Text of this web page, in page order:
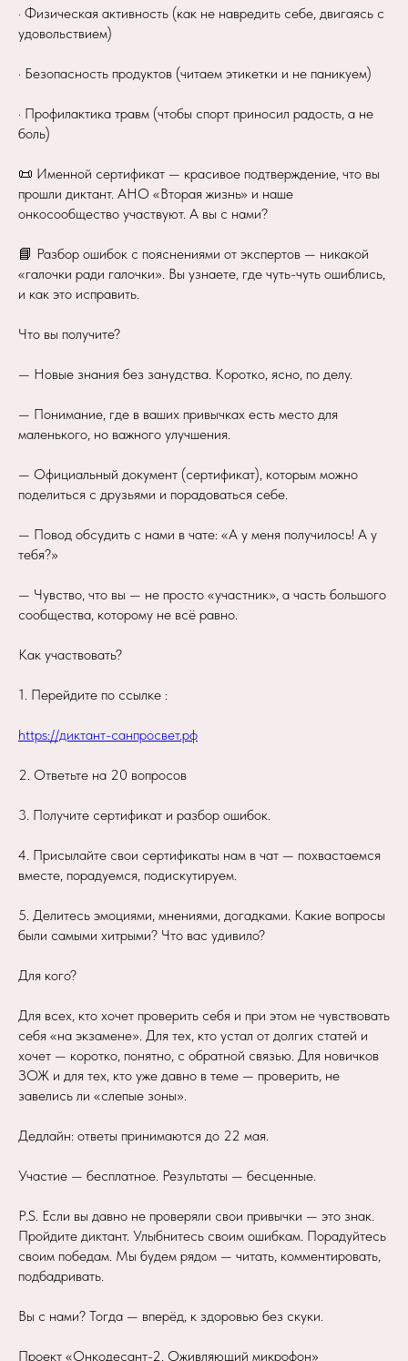
· Физическая активность (как не навредить себе, двигаясь с
удовольствием)
· Безопасность продуктов (читаем этикетки и не паникуем)
· Профилактика травм (чтобы спорт приносил радость, а не
боль)
📜 Именной сертификат — красивое подтверждение, что вы
прошли диктант. АНО «Вторая жизнь» и наше
онкосообщество участвуют. А вы с нами?
📘 Разбор ошибок с пояснениями от экспертов — никакой
«галочки ради галочки». Вы узнаете, где чуть-чуть ошиблись,
и как это исправить.
Что вы получите?
— Новые знания без занудства. Коротко, ясно, по делу.
— Понимание, где в ваших привычках есть место для
маленького, но важного улучшения.
— Официальный документ (сертификат), которым можно
поделиться с друзьями и порадоваться себе.
— Повод обсудить с нами в чате: «А у меня получилось! А у
тебя?»
— Чувство, что вы — не просто «участник», а часть большого
сообщества, которому не всё равно.
Как участвовать?
1. Перейдите по ссылке :
https://диктант-санпросвет.рф
2. Ответьте на 20 вопросов
3. Получите сертификат и разбор ошибок.
4. Присылайте свои сертификаты нам в чат — похвастаемся
вместе, порадуемся, подискутируем.
5. Делитесь эмоциями, мнениями, догадками. Какие вопросы
были самыми хитрыми? Что вас удивило?
Для кого?
Для всех, кто хочет проверить себя и при этом не чувствовать
себя «на экзамене». Для тех, кто устал от долгих статей и
хочет — коротко, понятно, с обратной связью. Для новичков
ЗОЖ и для тех, кто уже давно в теме — проверить, не
завелись ли «слепые зоны».
Дедлайн: ответы принимаются до 22 мая.
Участие — бесплатное. Результаты — бесценные.
P.S. Если вы давно не проверяли свои привычки — это знак.
Пройдите диктант. Улыбнитесь своим ошибкам. Порадуйтесь
своим победам. Мы будем рядом — читать, комментировать,
подбадривать.
Вы с нами? Тогда — вперёд, к здоровью без скуки.
Проект «Онкодесант-2. Оживляющий микрофон»